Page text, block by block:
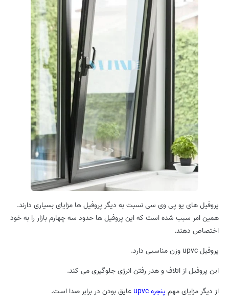
پروفیل های یو پی وی سی نسبت به دیگر پروفیل ها مزایای بسیاری دارند.
همین امر سبب شده است که این پروفیل ها حدود سه چهارم بازار را به خود
اختصاص دهند.
پروفیل upvc وزن مناسبی دارد.
این پروفیل از اتلاف و هدر رفتن انرژی جلوگیری می کند.
از دیگر مزایای مهم پنجره upvc
عایق بودن در برابر صدا است.